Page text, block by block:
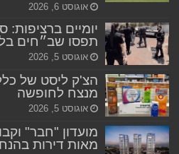
אוגוסט 6, 2026
יומיים ברציפות:
תפסו שב״חים
אוגוסט 5, 2026
הצ'ק ליסט של
מנצח לחופשה
אוגוסט 5, 2026
מועדון "חבר"
מאות דירות